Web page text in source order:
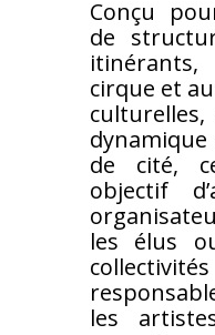
Conçu
de
cirque et
de cité,
objectif
les élus
les